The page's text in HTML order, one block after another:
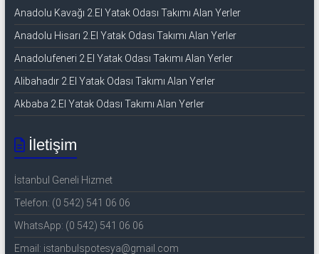
Anadolu Kavağı 2.El Yatak Odası Takımı Alan Yerler
Anadolu Hisarı 2.El Yatak Odası Takımı Alan Yerler
Anadolufeneri 2.El Yatak Odası Takımı Alan Yerler
Alibahadır 2.El Yatak Odası Takımı Alan Yerler
Akbaba 2.El Yatak Odası Takımı Alan Yerler
İletişim
İstanbul Geneli Hizmet
Telefon: (0 542) 541 06 06
WhatsApp: (0 542) 541 06 06
Email: istanbulspotesya@gmail.com